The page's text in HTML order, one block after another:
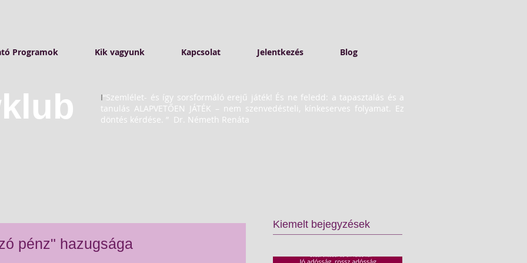
Programok Kik vagyunk Kapcsolat Jelentkezés Blog
I“Szemlélet- és így sorsformáló erejű játék! És ne feledd: a tapasztalás és a
tanulás ALAPVETŐEN JÁTÉK – nem szenvedésteli, kínkeserves folyamat. Ez
döntés kérdése. ” Dr. Németh Renáta
pénz" hazugsága
Kiemelt bejegyzések